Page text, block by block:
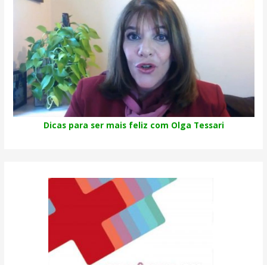
Dicas para ser mais feliz com Olga Tessari